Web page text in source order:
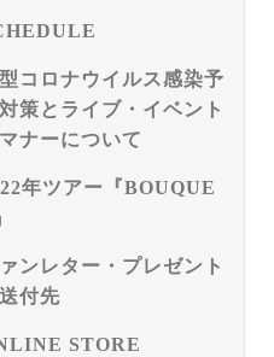
コロナウイルス感染予
策とライブ・イベント
ナーについて
年ツアー『BOUQUE
ンレター・プレゼント
付先
STORE